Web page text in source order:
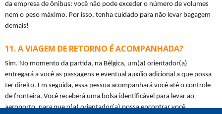
da empresa de ônibus: você não pode exceder o número de volumes
nem o peso máximo. Por isso, tenha cuidado para não levar bagagem
demais!
A VIAGEM DE RETORNO É ACOMPANHADA?
Sim. No momento da partida, na Bélgica, um(a) orientador(a)
entregará a você as passagens e eventual auxílio adicional a que possa
ter direito. Em seguida, essa pessoa acompanhará você até o controle
de fronteira. Você receberá uma bolsa identificável para levar ao
aeroporto, para que o(a) orientador(a) possa encontrar você